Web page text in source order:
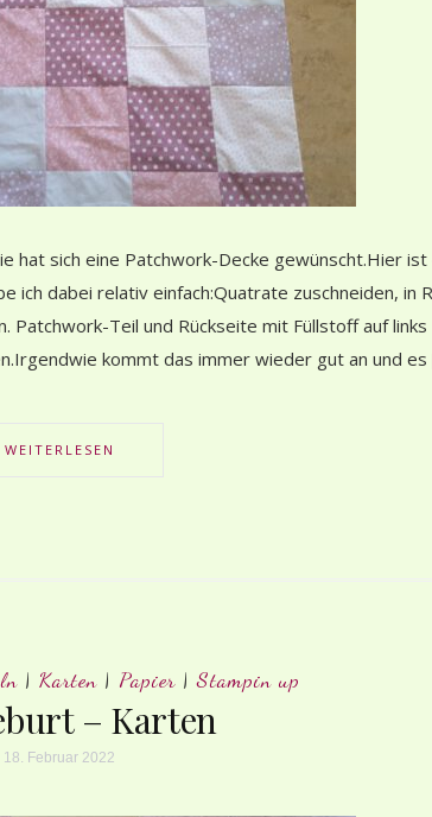
hat sich eine Patchwork-Decke gewünscht.Hier ist
ich dabei relativ einfach:Quatrate zuschneiden, in
Patchwork-Teil und Rückseite mit Füllstoff auf links
kommt das immer wieder gut an und
WEITERLESEN
| Karten| Papier|Stampin up
– Karten
18. Februar 2022